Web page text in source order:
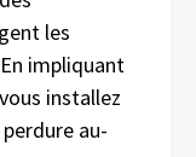
les
impliquant
installez
au-